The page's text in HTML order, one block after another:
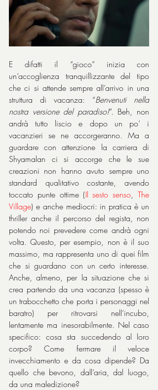
E difatti il “gioco” inizia con
un’accoglienza tranquillizzante del tipo
che ci si attende sempre all’arrivo in una
struttura di vacanza: “Benvenuti nella
nostra versione del paradiso!”. Beh, non
andrà tutto liscio e dopo un po’ i
vacanzieri se ne accorgeranno. Ma a
guardare con attenzione la carriera di
Shyamalan ci si accorge che le sue
creazioni non hanno avuto sempre uno
standard qualitativo costante, avendo
toccato punte ottime (Il sesto senso, The
Village) e anche mediocri: in pratica è un
thriller anche il percorso del regista, non
potendo noi prevedere come andrà ogni
volta. Questo, per esempio, non è il suo
massimo, ma rappresenta uno di quei film
che si guardano con un certo interesse.
Anche, almeno, per la situazione che si
crea partendo da una vacanza (spesso è
un trabocchetto che porta i personaggi nel
baratro) per ritrovarsi nell’incubo,
lentamente ma inesorabilmente. Nel caso
specifico: cosa sta succedendo al loro
corpo? Come fermare il veloce
invecchiamento e da cosa dipende? Da
quello che bevono, dall’aria, dal luogo,
da una maledizione?